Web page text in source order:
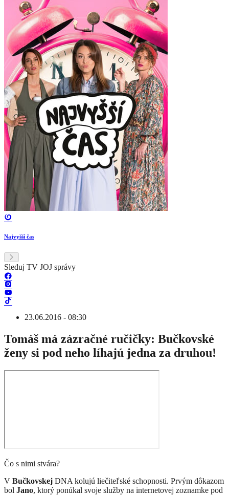
Najvyšší čas
Sleduj TV JOJ správy
23.06.2016 - 08:30
Tomáš má zázračné ručičky: Bučkovské
ženy si pod neho líhajú jedna za druhou!
Čo s nimi stvára?
V Bučkovskej DNA kolujú liečiteľské schopnosti. Prvým dôkazom
bol Jano, ktorý ponúkal svoje služby na internetovej zoznamke pod